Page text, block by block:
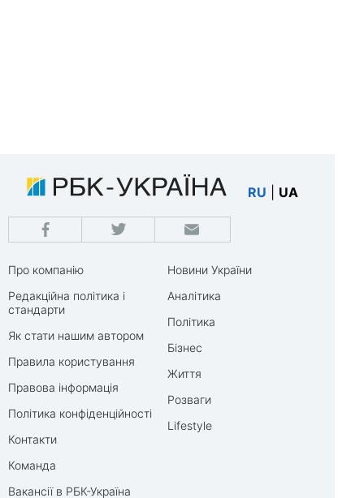
RU UA
Про компанію
Редакційна політика і
стандарти
Як стати нашим автором
Правила користування
Правова інформація
Політика конфіденційності
Контакти
Команда
Вакансії в РБК-Україна
Новини України
Аналітика
Політика
Бізнес
Життя
Розваги
Lifestyle